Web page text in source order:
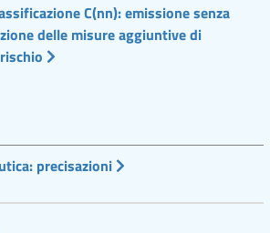
C(nn): emissione senza
delle misure aggiuntive di
precisazioni